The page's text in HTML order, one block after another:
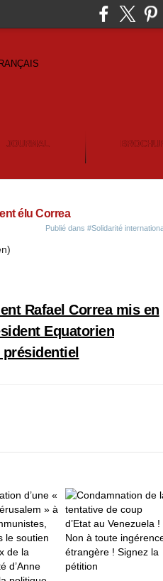
JOURNAL
élu Correa
Publié dans #Solidarité
Rafael Correa mis en
Equatorien